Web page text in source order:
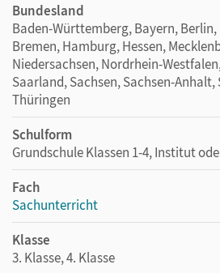
Bundesland
Baden-Württemberg, Bayern,
Bremen, Hamburg, Hessen,
Niedersachsen, Nordrhein-
Saarland, Sachsen, Sachsen-
Thüringen
Schulform
Grundschule Klassen 1-4, Institut
Fach
Sachunterricht
Klasse
3. Klasse, 4. Klasse